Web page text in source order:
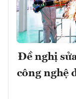
Đề nghị
công nghệ